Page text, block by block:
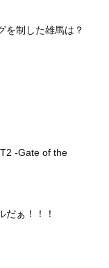
を制した雄馬は？
-Gate of the
だぁ！！！